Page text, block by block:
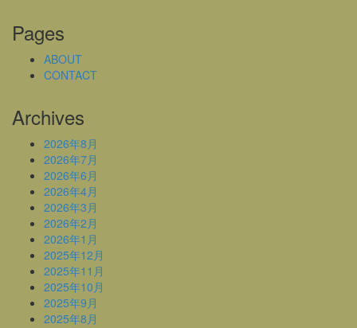
Pages
ABOUT
CONTACT
Archives
2026年8月
2026年7月
2026年6月
2026年4月
2026年3月
2026年2月
2026年1月
2025年12月
2025年11月
2025年10月
2025年9月
2025年8月